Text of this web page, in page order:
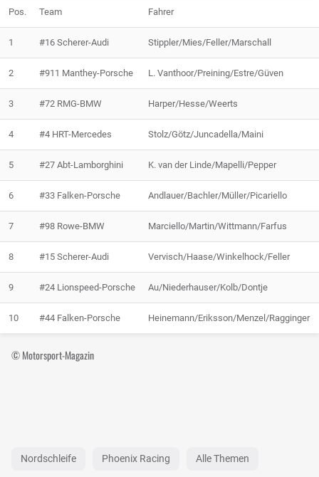
Pos. Team Fahrer
1 #16 Scherer-Audi Stippler/Mies/Feller/Marschall
2 #911 Manthey-Porsche L. Vanthoor/Preining/Estre/Güven
3 #72 RMG-BMW Harper/Hesse/Weerts
4 #4 HRT-Mercedes Stolz/Götz/Juncadella/Maini
5 #27 Abt-Lamborghini K. van der Linde/Mapelli/Pepper
6 #33 Falken-Porsche Andlauer/Bachler/Müller/Picariello
7 #98 Rowe-BMW Marciello/Martin/Wittmann/Farfus
8 #15 Scherer-Audi Vervisch/Haase/Winkelhock/Feller
9 #24 Lionspeed-Porsche Au/Niederhauser/Kolb/Dontje
10 #44 Falken-Porsche Heinemann/Eriksson/Menzel/Ragginger
© Motorsport-Magazin
Nordschleife Phoenix Racing Alle Themen